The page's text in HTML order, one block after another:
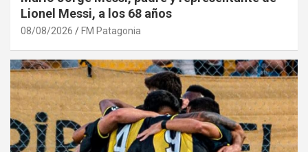
Lionel Messi, a los 68 años
08/08/2026 FM Patagonia